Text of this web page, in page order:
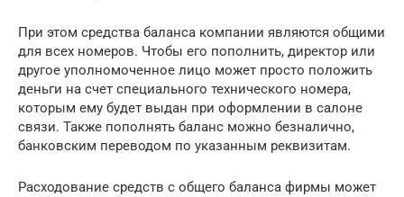
При этом средства баланса компании являются общими
для всех номеров. Чтобы его пополнить, директор или
другое уполномоченное лицо может просто положить
деньги на счет специального технического номера,
которым ему будет выдан при оформлении в салоне
связи. Также пополнять баланс можно безналично,
банковским переводом по указанным реквизитам.
Расходование средств с общего баланса фирмы может